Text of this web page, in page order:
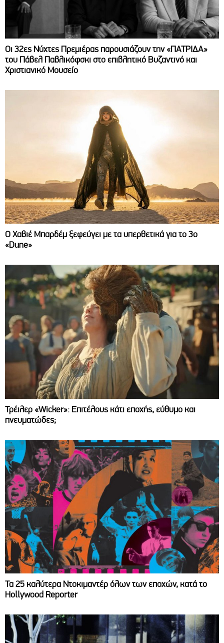
Οι 32ες Νύχτες Πρεμιέρας παρουσιάζουν την «ΠΑΤΡΙΔΑ»
του Πάβελ Παβλικόφσκι στο επιβλητικό Βυζαντινό και
Χριστιανικό Μουσείο
O Χαβιέ Μπαρδέμ ξεφεύγει με τα υπερθετικά για το 3ο
«Dune»
Τρέιλερ «Wicker»: Επιτέλους κάτι εποχής, εύθυμο και
πνευματώδες;
Τα 25 καλύτερα Ντοκιμαντέρ όλων των εποχών, κατά το
Hollywood Reporter